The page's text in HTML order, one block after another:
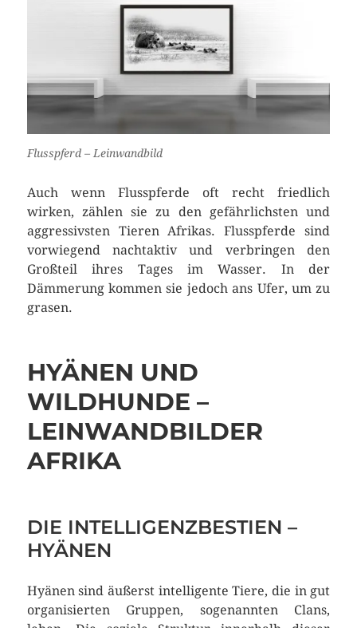
Flusspferd – Leinwandbild
Auch wenn Flusspferde oft recht friedlich
wirken, zählen sie zu den gefährlichsten und
aggressivsten Tieren Afrikas. Flusspferde sind
vorwiegend nachtaktiv und verbringen den
Großteil ihres Tages im Wasser. In der
Dämmerung kommen sie jedoch ans Ufer, um zu
grasen.
HYÄNEN UND
WILDHUNDE –
LEINWANDBILDER
AFRIKA
DIE INTELLIGENZBESTIEN –
HYÄNEN
Hyänen sind äußerst intelligente Tiere, die in gut
organisierten Gruppen, sogenannten Clans,